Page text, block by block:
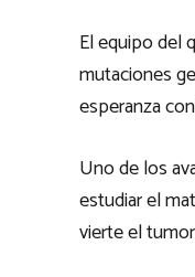
El equipo del
mutaciones
esperanza
Uno de los
estudiar el
vierte el